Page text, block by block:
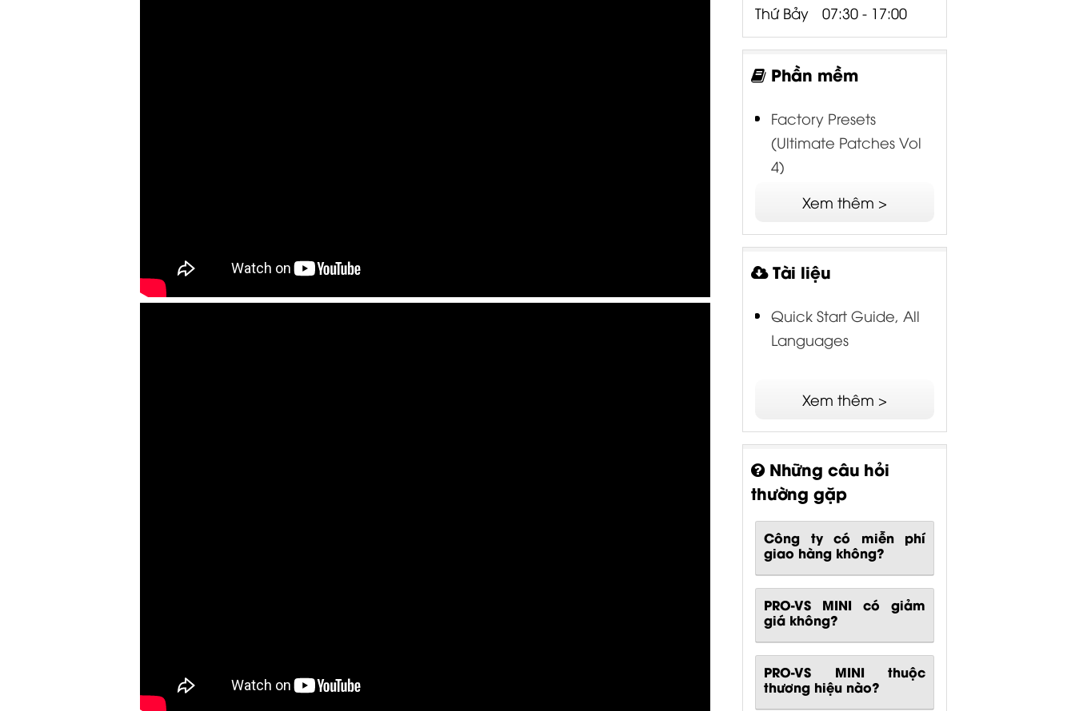
Thứ Bảy
07:30 - 17:00
Phần mềm
Factory Presets
(Ultimate Patches Vol
4)
PRO-VS MINI Release
Behringer SYNTHTRIBE
for Mac
Factory Presets (pre-
firmware 2.0.0)
Xem thêm >
Tài liệu
Quick Start Guide, All
Languages
Xem thêm >
Những câu hỏi
thường gặp
Công ty có miễn phí
giao hàng không?
PRO-VS MINI có giảm
giá không?
PRO-VS MINI thuộc
thương hiệu nào?